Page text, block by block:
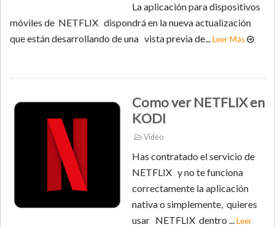
La aplicación para dispositivos
móviles de NETFLIX dispondrá en la nueva actualización
que están desarrollando de una vista previa de...Leer Más
Como ver NETFLIX en
KODI
Video
Has contratado el servicio de
NETFLIX y no te funciona
correctamente la aplicación
nativa o simplemente, quieres
usar NETFLIX dentro ...Leer